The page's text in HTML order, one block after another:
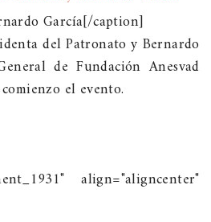
García[/caption]
del Patronato y Bernardo
de Fundación Anesvad
el evento.
align="aligncenter"